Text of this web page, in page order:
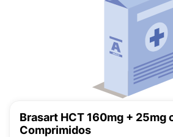
Brasart HCT 160mg + 25mg
Comprimidos